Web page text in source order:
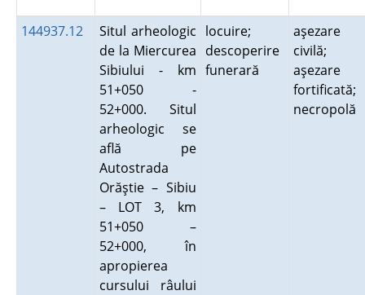
144937.12
Situl arheologic
de la Miercurea
Sibiului - km
51+050 -
52+000. Situl
arheologic se
află pe
Autostrada
Orăştie – Sibiu
– LOT 3, km
51+050 –
52+000, în
apropierea
cursului râului
locuire;
descoperire
funerară
aşezare
civilă;
aşezare
fortificată;
necropolă